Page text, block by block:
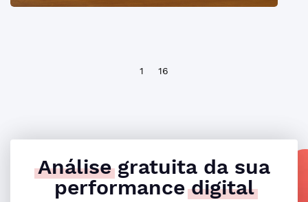
1 16
Análisegratuita da sua
performancedigital